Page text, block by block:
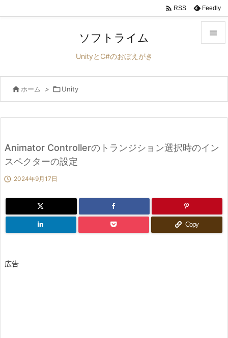


前へ
 RSS Feedly
ソフトライム
UnityとC#のおぼえがき
 ホーム > Unity
Animator Controllerのトランジション選択時のイン
スペクターの設定
 2024年9月17日
Copy
広告